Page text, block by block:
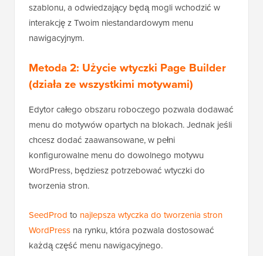
szablonu, a odwiedzający będą mogli wchodzić w
interakcję z Twoim niestandardowym menu
nawigacyjnym.
Metoda 2: Użycie wtyczki Page Builder
(działa ze wszystkimi motywami)
Edytor całego obszaru roboczego pozwala dodawać
menu do motywów opartych na blokach. Jednak jeśli
chcesz dodać zaawansowane, w pełni
konfigurowalne menu do dowolnego motywu
WordPress, będziesz potrzebować wtyczki do
tworzenia stron.
SeedProd to najlepsza wtyczka do tworzenia stron
WordPress na rynku, która pozwala dostosować
każdą część menu nawigacyjnego.